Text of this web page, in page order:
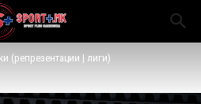
(репрезентации | лиги)